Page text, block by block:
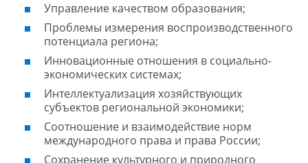
Управление качеством образования;
Проблемы измерения воспроизводственного
потенциала региона;
Инновационные отношения в социально-
экономических системах;
Интеллектуализация хозяйствующих
субъектов региональной экономики;
Соотношение и взаимодействие норм
международного права и права России;
Сохранение культурного и природного